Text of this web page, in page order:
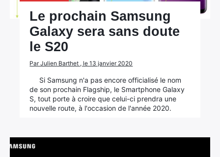
Le prochain Samsung
Galaxy sera sans doute
le S20
Par Julien Barthet , le 13 janvier 2020
Si Samsung n'a pas encore officialisé le nom
de son prochain Flagship, le Smartphone Galaxy
S, tout porte à croire que celui-ci prendra une
nouvelle route, à l'occasion de l'année 2020.